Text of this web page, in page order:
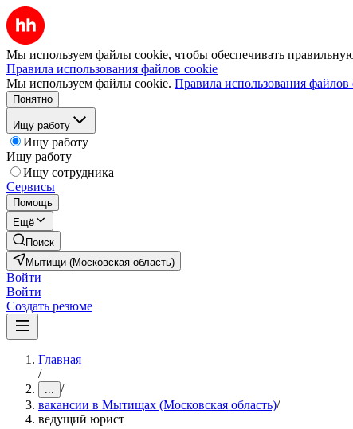
Мы используем файлы cookie, чтобы обеспечивать
Правила использования файлов cookie
Мы используем файлы cookie. Правила использования файлов
Понятно
Ищу работу
Ищу работу
Ищу работу
Ищу сотрудника
Сервисы
Помощь
Ещё
Поиск
Мытищи (Московская область)
Войти
Войти
Создать резюме
Главная
/
... /
вакансии в Мытищах (Московская область)/
ведущий юрист